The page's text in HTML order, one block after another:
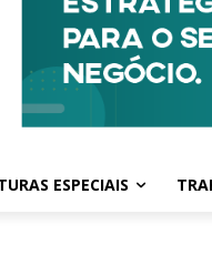
ESPECIAIS